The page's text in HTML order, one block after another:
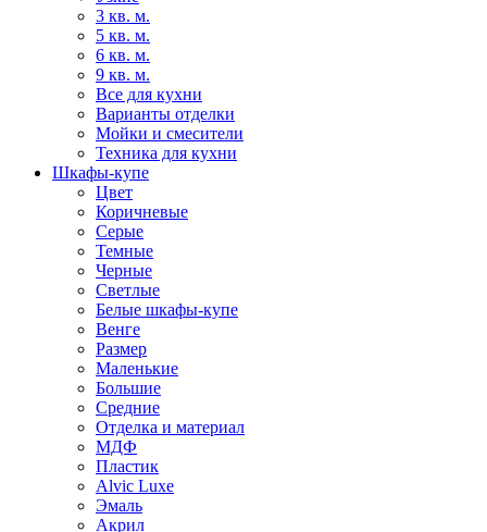
3 кв. м.
5 кв. м.
6 кв. м.
9 кв. м.
Все для кухни
Варианты отделки
Мойки и смесители
Техника для кухни
Шкафы-купе
Цвет
Коричневые
Серые
Темные
Черные
Светлые
Белые шкафы-купе
Венге
Размер
Маленькие
Большие
Средние
Отделка и материал
МДФ
Пластик
Alvic Luxe
Эмаль
Акрил